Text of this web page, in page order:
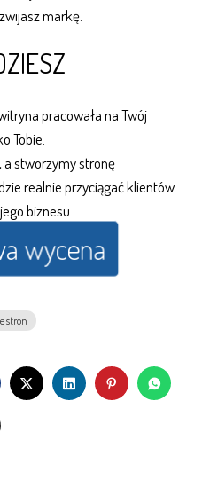
markę.
pracowała na Twój
Tobie.
a stworzymy stronę
realnie przyciągać klientów
biznesu.
wycena
stron